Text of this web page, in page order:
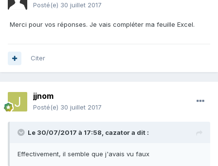
Posté(e) 30 juillet 2017
Merci pour vos réponses. Je vais compléter ma feuille Excel.
Citer
jjnom
Posté(e) 30 juillet 2017
Le 30/07/2017 à 17:58, cazatora dit :
Effectivement, il semble que j'avais vu faux